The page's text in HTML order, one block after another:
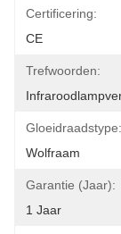
Certificering:
CE
Trefwoorden:
Gloeidraadstype:
Wolfraam
Garantie (jaar):
1 Jaar